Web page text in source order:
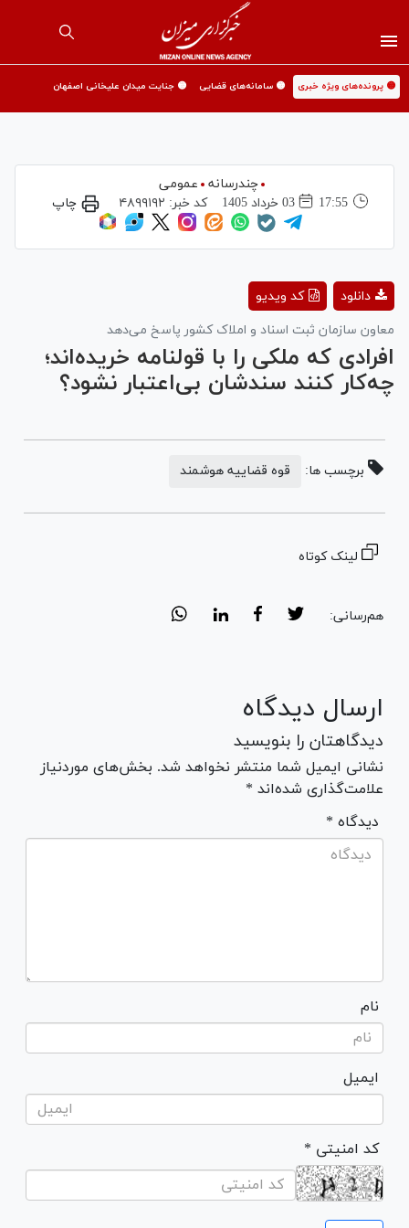
🟡 پرونده‌های ویژه خبری 🟡 سامانه‌های قضایی 🟡 جنایت میدان علیخانی اصفهان
چندرسانه
عمومی
17:55
03 خرداد 1405 کد خبر: ۴۸۹۹۱۹۲ چاپ
Video
کد ویدیو
دانلود
معاون سازمان ثبت اسناد و املاک کشور پاسخ می‌دهد
افرادی که ملکی را با قولنامه خریده‌اند؛
چه‌کار کنند سندشان بی‌اعتبار نشود؟
برچسب ها: قوه قضاییه هوشمند
لینک کوتاه
هم‌رسانی:
ارسال دیدگاه
دیدگاهتان را بنویسید
نشانی ایمیل شما منتشر نخواهد شد. بخش‌های موردنیاز
علامت‌گذاری شده‌اند *
* دیدگاه
نام
ایمیل
* کد امنیتی